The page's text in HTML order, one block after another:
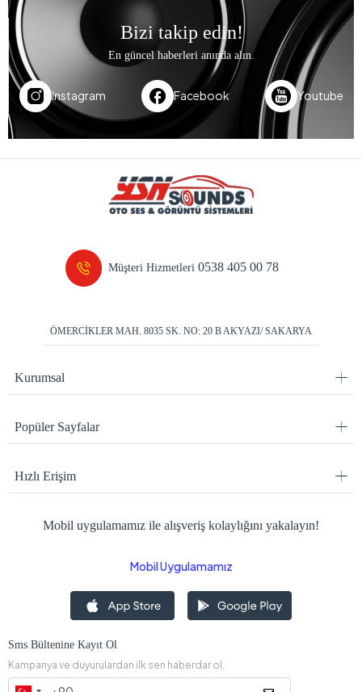
Bizi takip edin!
En güncel haberleri anında alın.
Instagram Facebook Youtube
Müşteri Hizmetleri0538 405 00 78
ÖMERCİKLER MAH. 8035 SK. NO: 20 B AKYAZI/ SAKARYA
Kurumsal
Popüler Sayfalar
Hızlı Erişim
Mobil uygulamamız ile alışveriş kolaylığını yakalayın!
Mobil Uygulamamız
Sms Bültenine Kayıt Ol
Kampanya ve duyurulardan ilk sen haberdar ol.